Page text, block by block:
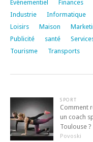
Evènementiel
Finances
Industrie
Informatique
Loisirs
Maison
Publicité
santé
Tourisme
Transports
SPORT
Comment
un coach
Toulouse ?
Povoski